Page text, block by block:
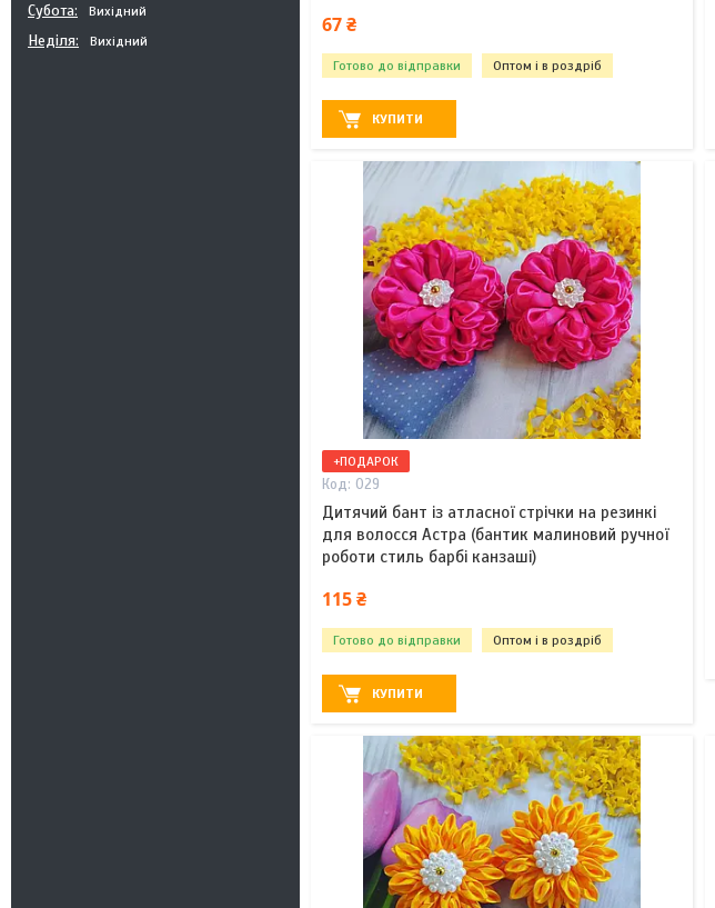
Субота Вихідний
Неділя Вихідний
67 ₴
Готово до відправки Оптом і в роздріб
КУПИТИ
+ПОДАРОК
029
Дитячий бант із атласної стрічки на резинкі
для волосся Астра (бантик малиновий ручної
роботи стиль барбі канзаші)
115 ₴
Готово до відправки Оптом і в роздріб
КУПИТИ